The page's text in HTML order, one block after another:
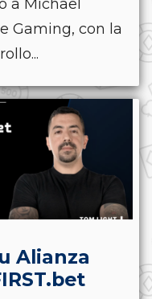
a Michael
Gaming, con la
Alianza